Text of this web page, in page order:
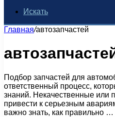
Искать
Главная/автозапчастей
Подбор запчастей для
ответственный процесс,
знаний. Некачественные или
привести к серьезным
важно знать, как правильно …